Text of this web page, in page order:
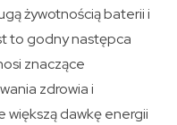
żywotnością baterii i
to godny następca
znaczące
zdrowia i
większą dawkę energii